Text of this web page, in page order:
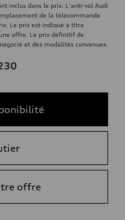
inclus dans le prix. L'anti-vol Audi
de la télécommande
Le prix est indiqué à titre
offre. Le prix définitif de
et des modalités convenues
offre